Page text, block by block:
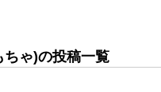
ゃ)の投稿一覧